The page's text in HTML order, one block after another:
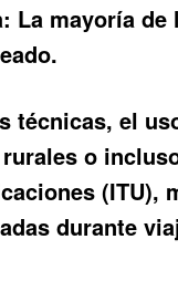
La mayoría
técnicas, el
o
durante